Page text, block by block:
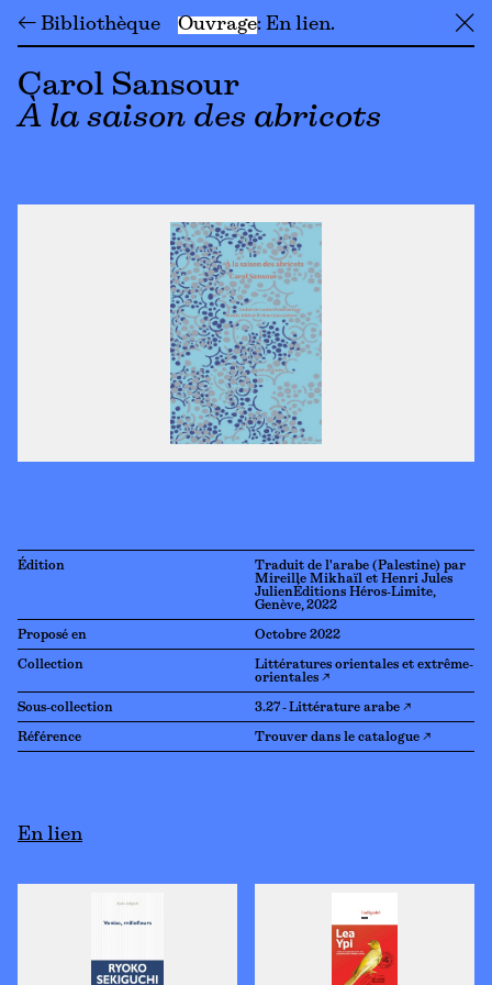
← Bibliothèque Ouvrage En lien ╳
Carol Sansour
À la saison des abricots
Édition
Traduit de l'arabe (Palestine) par
Mireille Mikhaïl et Henri Jules
JulienÉditions Héros-Limite,
Genève, 2022
Proposé en Octobre 2022
Collection
Littératures orientales et extrême-
orientales ↗
Sous-collection 3.27 - Littérature arabe ↗
Référence Trouver dans le catalogue ↗
En lien